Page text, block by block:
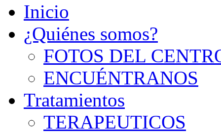
Inicio
¿Quiénes somos?
FOTOS DEL
ENCUÉNTRANOS
Tratamientos
TERAPEUTICOS